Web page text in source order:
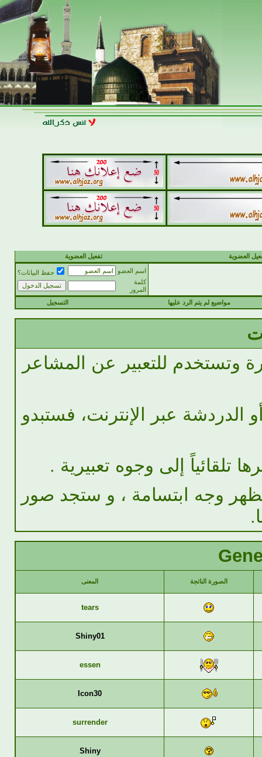
العضوية تفعيل العضوية
اسم العضو
حفظ البيانات؟
كلمة
المرور
مواضيع لم يتم الرد عليها
التسجيل
وتستخدم للتعبير عن المشاعر
الدردشة عبر الإنترنت، فستبدو
تلقائياً إلى وجوه تعبيرية .
وجه ابتسامة ، و ستجد صور
الصورة الناتجة المعنى
tears
Shiny01
essen
Icon30
surrender
Shiny